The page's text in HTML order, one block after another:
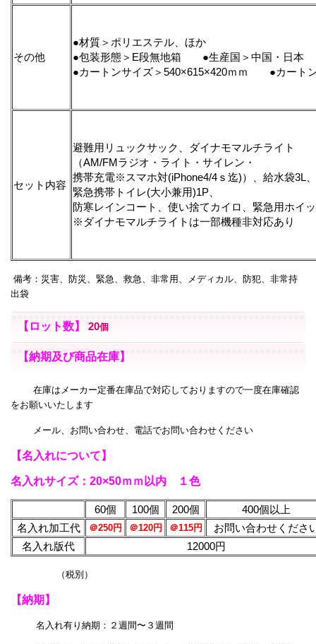
その他
●材質＞ポリエステル、ほか
●包装形態＞E段無地箱 ●生産国＞中国・日本
●カートンサイズ＞540×615×420ｍｍ ●カート
セット内容
避難用リュックサック、ダイナモマルチライト
（AM/FMラジオ・ライト・サイレン・
携帯充電※スマホ対(iPhone4/4ｓ迄)）、給水袋3L、
緊急携帯トイレ(大小兼用)1P、
防寒レインコート、使い捨てカイロ、緊急用ホイ
※ダイナモマルチライトは一部機種非対応あり
備考：災害、防災、緊急、救急、非常用、メディカル、防犯、非常持
出袋
【ロット数】 20個
【納期及び商品在庫】
在庫はメーカー定番在庫品で対応しておりますので一度在庫確認
をお願いいたします
メール、お問い合わせ、電話でお問い合わせください
【名入れについて】
名入れサイズ：20×50ｍｍ以内 １色
60個 100個 200個
400個以上
名入れ加工代
＠250円 ＠120円 ＠115円
お問い合わせくださ
名入れ版代
12000円
（税別）
【納期】
名入れ有り納期：２週間〜３週間